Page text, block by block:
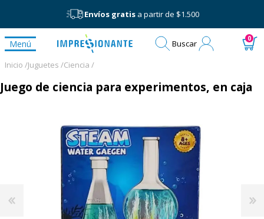
Envíos gratisa partir de $1.500
Menú Buscar 0
Inicio /Juguetes /Ciencia /
Juego de ciencia para experimentos, en caja